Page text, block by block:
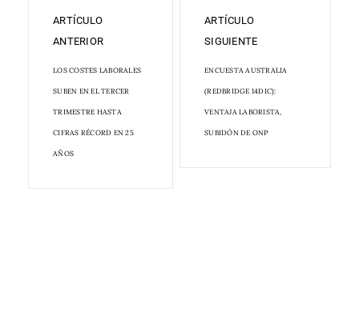
ARTÍCULO
ANTERIOR
LOS COSTES LABORALES
SUBEN EN EL TERCER
TRIMESTRE HASTA
CIFRAS RÉCORD EN 25
AÑOS
ARTÍCULO
SIGUIENTE
ENCUESTA AUSTRALIA
(REDBRIDGE 14DIC):
VENTAJA LABORISTA,
SUBIDÓN DE ONP